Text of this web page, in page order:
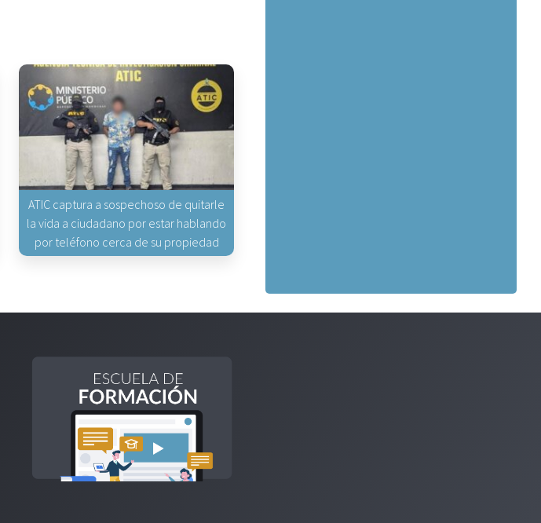
ATIC captura a sospechoso de quitarle
la vida a ciudadano por estar hablando
por teléfono cerca de su propiedad